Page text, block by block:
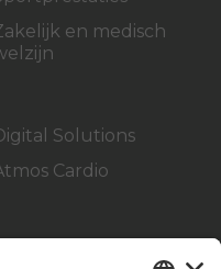
en medisch
Solutions
Cardio